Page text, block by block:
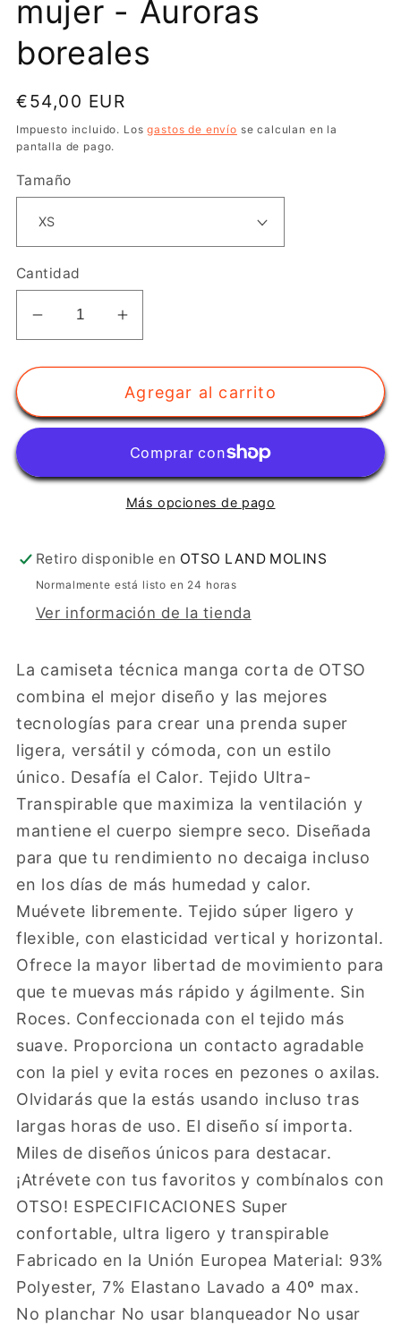
mujer - Auroras
boreales
Precio
habitual
€54,00 EUR
Impuesto incluido. Losgastos de envío se calculan en la
pantalla de pago.
Tamaño
Cantidad
Reducir
para
manga
-
Aumentar
para
Camiseta
manga
mujer
-
Auroras
Agregar al carrito
Más opciones de pago
Retiro disponible en OTSO LAND MOLINS
Normalmente está listo en 24 horas
Ver información de la tienda
La camiseta técnica manga corta de OTSO
combina el mejor diseño y las mejores
tecnologías para crear una prenda super
ligera, versátil y cómoda, con un estilo
único. Desafía el Calor. Tejido Ultra-
Transpirable que maximiza la ventilación y
mantiene el cuerpo siempre seco. Diseñada
para que tu rendimiento no decaiga incluso
en los días de más humedad y calor.
Muévete libremente. Tejido súper ligero y
flexible, con elasticidad vertical y horizontal.
Ofrece la mayor libertad de movimiento para
que te muevas más rápido y ágilmente. Sin
Roces. Confeccionada con el tejido más
suave. Proporciona un contacto agradable
con la piel y evita roces en pezones o axilas.
Olvidarás que la estás usando incluso tras
largas horas de uso. El diseño sí importa.
Miles de diseños únicos para destacar.
¡Atrévete con tus favoritos y combínalos con
OTSO! ESPECIFICACIONES Super
confortable, ultra ligero y transpirable
Fabricado en la Unión Europea Material: 93%
Polyester, 7% Elastano Lavado a 40º max.
No planchar No usar blanqueador No usar